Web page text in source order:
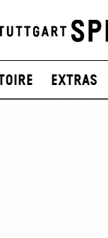
Extras